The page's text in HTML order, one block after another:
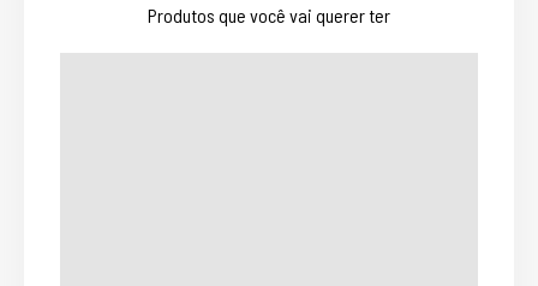
Produtos que você vai querer ter